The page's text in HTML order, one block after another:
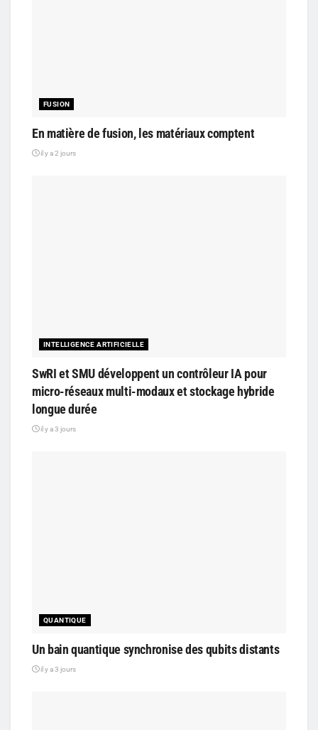
FUSION
En matière de fusion, les matériaux comptent
il y a 2 jours
INTELLIGENCE ARTIFICIELLE
SwRI et SMU développent un contrôleur IA pour
micro-réseaux multi-modaux et stockage hybride
longue durée
il y a 3 jours
QUANTIQUE
Un bain quantique synchronise des qubits distants
il y a 3 jours